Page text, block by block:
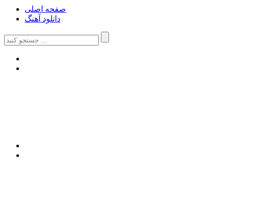
صفحه اصلی
دانلود آهنگ